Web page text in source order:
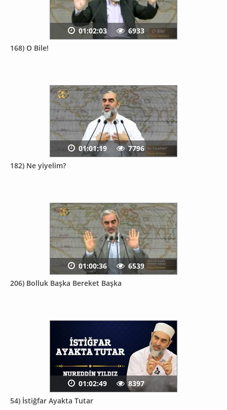
168) O Bile!
01:02:03 6933
182) Ne yiyelim?
01:01:19 7796
206) Bolluk Başka Bereket Başka
01:00:36 6539
54) İstiğfar Ayakta Tutar
01:02:49 8397